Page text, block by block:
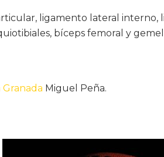
ligamento lateral interno,
bíceps femoral y
Granada Miguel Peña.